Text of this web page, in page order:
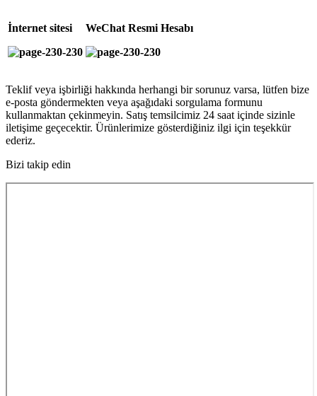
İnternet sitesi WeChat Resmi Hesabı
Teklif veya işbirliği hakkında herhangi bir sorunuz varsa, lütfen bize
e-posta göndermekten veya aşağıdaki sorgulama formunu
kullanmaktan çekinmeyin. Satış temsilcimiz 24 saat içinde sizinle
iletişime geçecektir. Ürünlerimize gösterdiğiniz ilgi için teşekkür
ederiz.
Bizi takip edin